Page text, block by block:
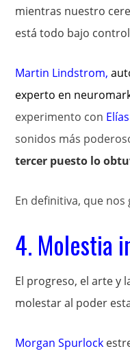
mientras nuestro
está todo bajo
Martin Lindstrom,
experto en
experimento con
sonidos más
tercer puesto lo
En definitiva, que nos
4. Molestia
El progreso, el arte y
molestar al poder
Morgan Spurlock